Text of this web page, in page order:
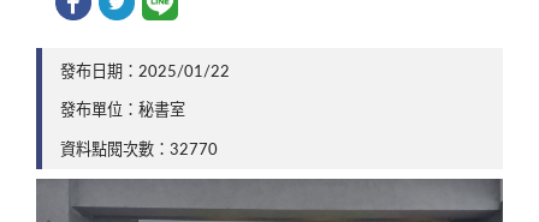
發布日期：2025/01/22
發布單位：秘書室
資料點閱次數：32770